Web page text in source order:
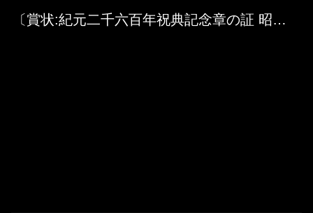
Media Viewer 〔賞状:紀元二千六百年祝典記念章の証 昭和十五年八月十五日〕